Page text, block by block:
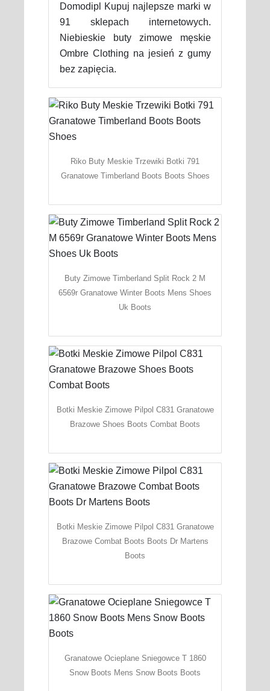
Domodipl Kupuj najlepsze marki w
91 sklepach internetowych.
Niebieskie buty zimowe męskie
Ombre Clothing na jesień z gumy
bez zapięcia.
Riko Buty Meskie Trzewiki Botki 791
Granatowe Timberland Boots Boots Shoes
Buty Zimowe Timberland Split Rock 2 M
6569r Granatowe Winter Boots Mens Shoes
Uk Boots
Botki Meskie Zimowe Pilpol C831 Granatowe
Brazowe Shoes Boots Combat Boots
Botki Meskie Zimowe Pilpol C831 Granatowe
Brazowe Combat Boots Boots Dr Martens
Boots
Granatowe Ocieplane Sniegowce T 1860
Snow Boots Mens Snow Boots Boots